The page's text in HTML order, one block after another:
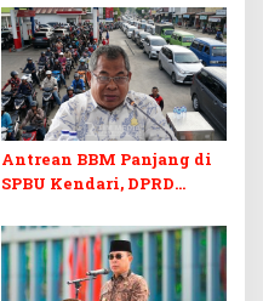
Kuliah Gratis
Antrean BBM Panjang di
SPBU Kendari, DPRD
Barcode Curang